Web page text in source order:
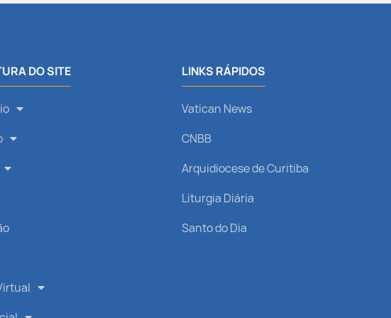
DO SITE LINKS RÁPIDOS
Vatican News
CNBB
Arquidiocese de Curitiba
Liturgia Diária
Santo do Dia